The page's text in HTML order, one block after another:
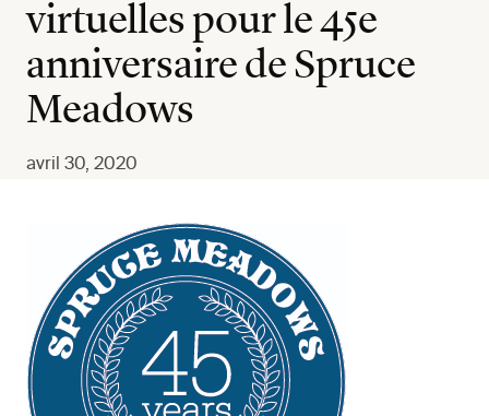
virtuelles pour le 45e
anniversaire de Spruce
Meadows
avril 30, 2020